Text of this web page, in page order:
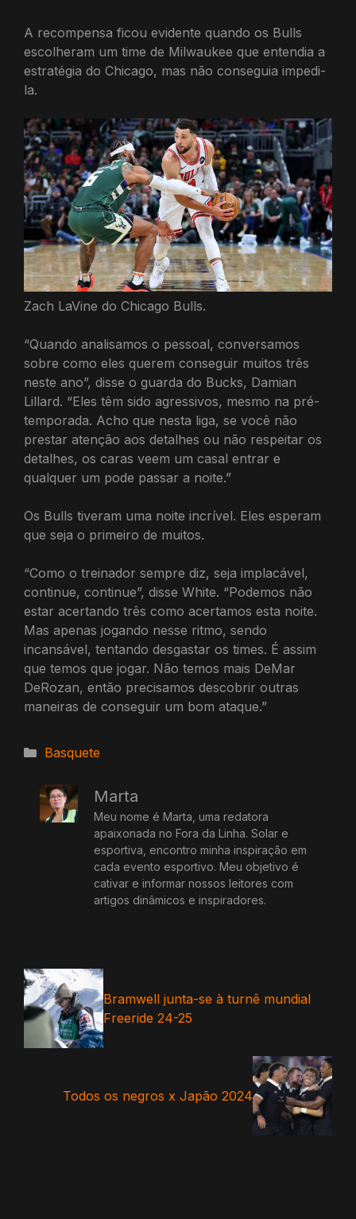
A recompensa ficou evidente quando os Bulls
escolheram um time de Milwaukee que entendia a
estratégia do Chicago, mas não conseguia impedi-
la.
Zach LaVine do Chicago Bulls.
“Quando analisamos o pessoal, conversamos
sobre como eles querem conseguir muitos três
neste ano”, disse o guarda do Bucks, Damian
Lillard. “Eles têm sido agressivos, mesmo na pré-
temporada. Acho que nesta liga, se você não
prestar atenção aos detalhes ou não respeitar os
detalhes, os caras veem um casal entrar e
qualquer um pode passar a noite.”
Os Bulls tiveram uma noite incrível. Eles esperam
que seja o primeiro de muitos.
“Como o treinador sempre diz, seja implacável,
continue, continue”, disse White. “Podemos não
estar acertando três como acertamos esta noite.
Mas apenas jogando nesse ritmo, sendo
incansável, tentando desgastar os times. É assim
que temos que jogar. Não temos mais DeMar
DeRozan, então precisamos descobrir outras
maneiras de conseguir um bom ataque.”
Categorias
Basquete
Marta
Meu nome é Marta, uma redatora
apaixonada no Fora da Linha. Solar e
esportiva, encontro minha inspiração em
cada evento esportivo. Meu objetivo é
cativar e informar nossos leitores com
artigos dinâmicos e inspiradores.
Bramwell junta-se à turnê mundial
Freeride 24-25
Todos os negros x Japão 2024